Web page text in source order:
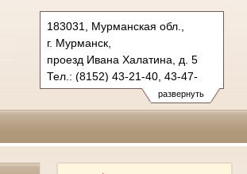
развернуть
183031, Мурманская обл.,
г. Мурманск,
проезд Ивана Халатина, д. 5
Тел.: (8152) 43-21-40, 43-47-
47 (ф)
len.mrm@sudrf.ru